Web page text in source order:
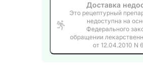
Доставка
Это рецептурный
недоступна на
Федерального
обращении
от 12.04.2010 N